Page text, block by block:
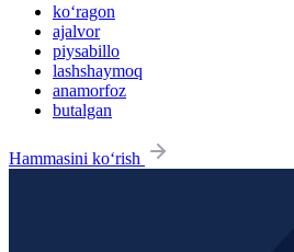
ko‘ragon
ajalvor
piysabillo
lashshaymoq
anamorfoz
butalgan
Hammasini ko‘rish